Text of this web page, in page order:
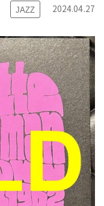
JAZZ 2024.04.27